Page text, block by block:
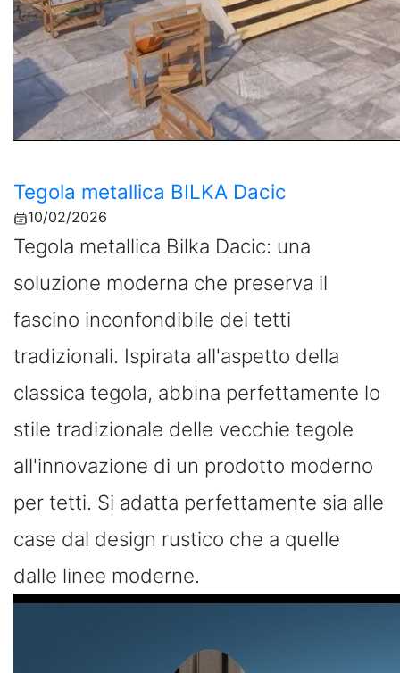
Tegola metallica BILKA Dacic
10/02/2026
Tegola metallica Bilka Dacic: una
soluzione moderna che preserva il
fascino inconfondibile dei tetti
tradizionali. Ispirata all'aspetto della
classica tegola, abbina perfettamente lo
stile tradizionale delle vecchie tegole
all'innovazione di un prodotto moderno
per tetti. Si adatta perfettamente sia alle
case dal design rustico che a quelle
dalle linee moderne.